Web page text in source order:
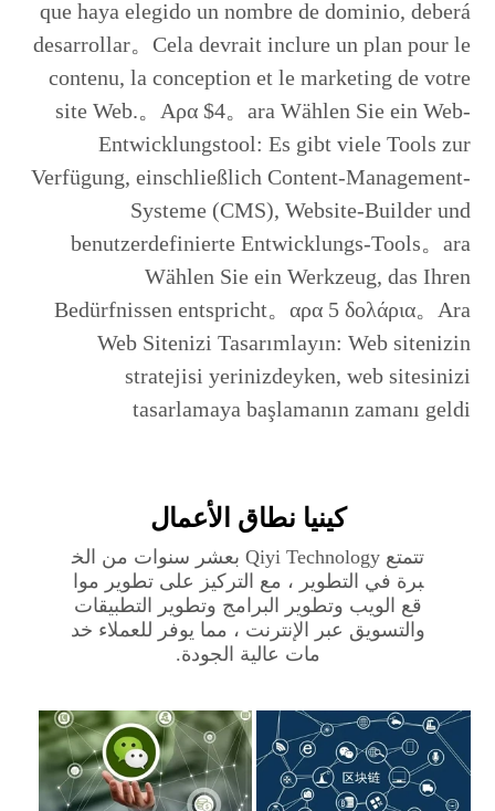
que haya elegido un nombre de dominio, deberá
desarrollar。Cela devrait inclure un plan pour le
contenu, la conception et le marketing de votre
site Web.。Αρα $4。ara Wählen Sie ein Web-
Entwicklungstool: Es gibt viele Tools zur
Verfügung, einschließlich Content-Management-
Systeme (CMS), Website-Builder und
benutzerdefinierte Entwicklungs-Tools。ara
Wählen Sie ein Werkzeug, das Ihren
Bedürfnissen entspricht。αρα 5 δολάρια。Ara
Web Sitenizi Tasarımlayın: Web sitenizin
stratejisi yerinizdeyken, web sitesinizi
tasarlamaya başlamanın zamanı geldi
كينيا‎ نطاق الأعمال
تتمتع Qiyi Technology بعشر سنوات من الخ
برة في التطوير ، مع التركيز على تطوير موا
قع الويب وتطوير البرامج وتطوير التطبيقات
والتسويق عبر الإنترنت ، مما يوفر للعملاء خد
مات عالية الجودة.